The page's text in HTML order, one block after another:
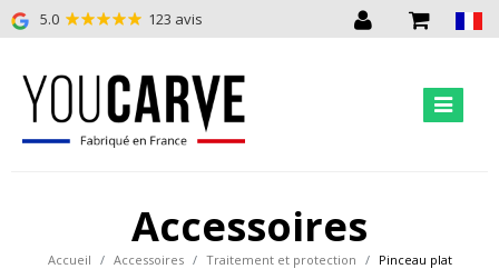
5.0 123 avis
Accessoires
Accueil Accessoires Traitement et protection Pinceau plat